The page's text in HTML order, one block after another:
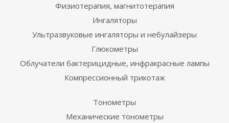
Физиотерапия, магнитотерапия
Ингаляторы
Ультразвуковые ингаляторы и небулайзеры
Глюкометры
Облучатели бактерицидные, инфракрасные лампы
Компрессионный трикотаж
Тонометры
Механические тонометры